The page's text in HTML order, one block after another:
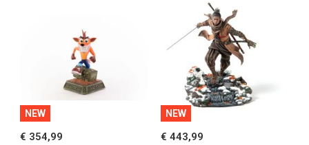
NEW
€ 354,99
NEW
€ 443,99